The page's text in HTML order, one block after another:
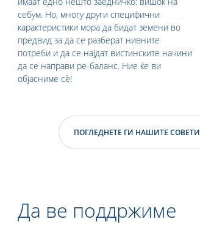
себум. Но, многу други специфични
карактеристики мора да бидат земени во
предвид за да се разберат нивните
потреби и да се најдат вистинските начини
да се направи ре-баланс. Ние ќе ви
објасниме сè!
ПОГЛЕДНЕТЕ ГИ НАШИТЕ СОВЕТИ
Да ве поддржиме